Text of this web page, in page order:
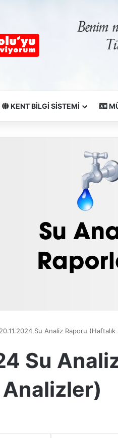
KENT BİLGİ SİSTEMİ
20.11.2024 Su Analiz Raporu
Su
Analizler)